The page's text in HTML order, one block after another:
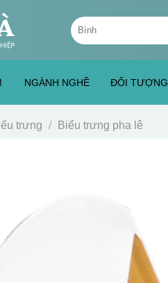
Tìm
kiếm:
NGÀNH NGHỀ ĐỐI TƯỢNG
trưng / Biểu trưng pha lê